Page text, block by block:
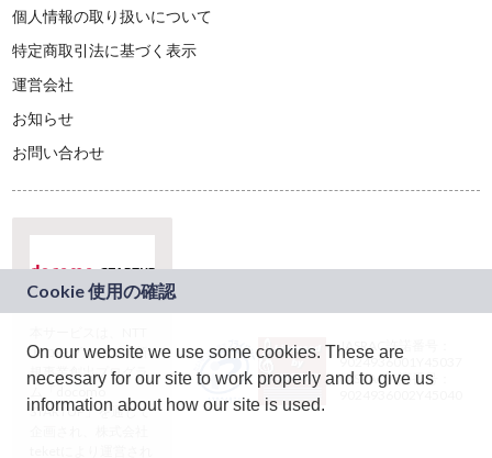
個人情報の取り扱いについて
特定商取引法に基づく表示
運営会社
お知らせ
お問い合わせ
ドコモグループの新
規事業創出プログラ
ム「docomo
STARTUP」を通じて
JASRAC許諾番号：
9024936001Y45037
JASRAC許諾番号：
On our website we use some cookies. These are
necessary for our site to work properly and to give us
information about how our site is used.